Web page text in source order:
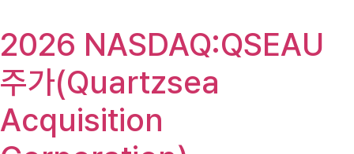
2026 NASDAQ:QSEAU
주가(Quartzsea
Acquisition